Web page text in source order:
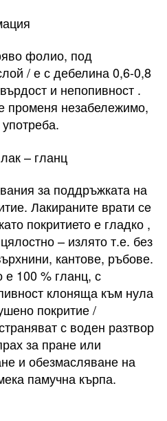
фолио, под
/ е с дебелина 0,6-0,8
и непопивност .
променя незабележимо,
– гланц
за поддръжката на
Лакираните врати сe
покритието е гладко ,
– излято т.е. без
кантове, ръбове.
е 100 % гланц, с
клоняща към нула
покритие /
с воден разтвор
за пране или
и обезмасляване на
памучна кърпа.